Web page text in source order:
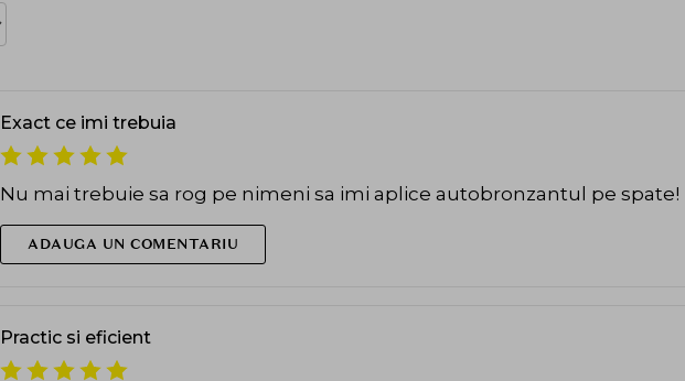
Exact ce imi trebuia
Nu mai trebuie sa rog pe nimeni sa imi aplice autobronzantul pe spate!
ADAUGA UN COMENTARIU
Practic si eficient